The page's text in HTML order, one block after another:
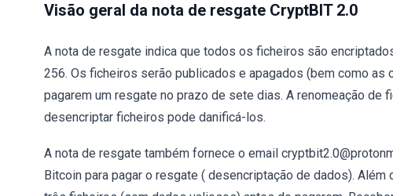
Visão geral da nota de resgate CryptBIT 2.0
A nota de resgate indica que todos os ficheiros são
256. Os ficheiros serão publicados e apagados (bem como
pagarem um resgate no prazo de sete dias. A renomeação
desencriptar ficheiros pode danificá-los.
A nota de resgate também fornece o email
Bitcoin para pagar o resgate ( desencriptação de dados).